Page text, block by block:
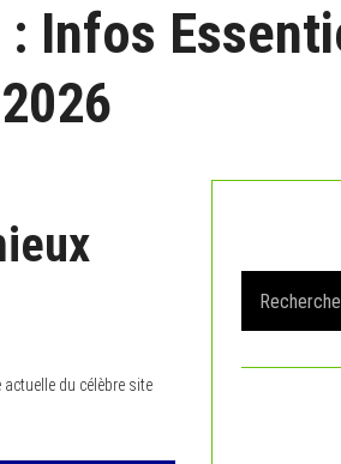
Infos
actuelle du célèbre site
a
r